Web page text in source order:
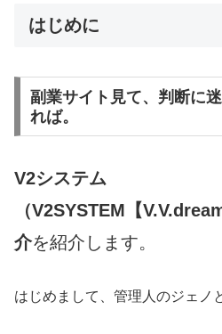
はじめに
副業サイト見て、判断に
れば。
V2システム
（V2SYSTEM【
介を紹介します。
はじめまして、管理人のジェノ